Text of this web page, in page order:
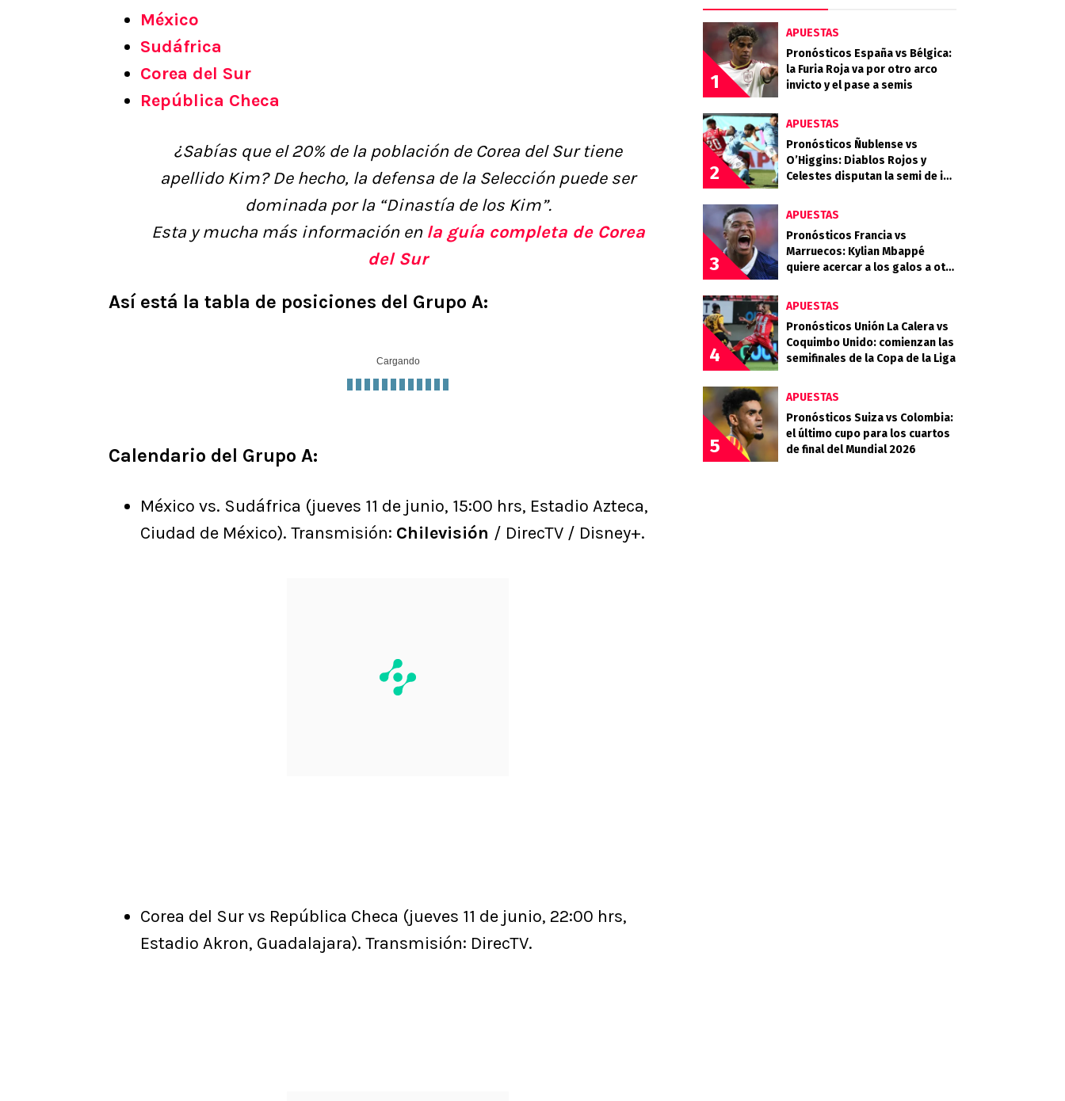
México
Sudáfrica
Corea del Sur
República Checa
¿Sabías que el 20% de la población de Corea del Sur tiene
apellido Kim? De hecho, la defensa de la Selección puede ser
dominada por la “Dinastía de los Kim”.
Esta y mucha más información en la guía completa de Corea
del Sur
Así está la tabla de posiciones del Grupo A:
Cargando
Calendario del Grupo A:
México vs. Sudáfrica (jueves 11 de junio, 15:00 hrs, Estadio Azteca,
Ciudad de México). Transmisión: Chilevisión / DirecTV / Disney+.
Corea del Sur vs República Checa (jueves 11 de junio, 22:00 hrs,
Estadio Akron, Guadalajara). Transmisión: DirecTV.
1
APUESTAS
Pronósticos España vs Bélgica:
la Furia Roja va por otro arco
invicto y el pase a semis
2
APUESTAS
Pronósticos Ñublense vs
O’Higgins: Diablos Rojos y
Celestes disputan la semi de ida
3
APUESTAS
Pronósticos Francia vs
Marruecos: Kylian Mbappé
quiere acercar a los galos a otra
4
APUESTAS
Pronósticos Unión La Calera vs
Coquimbo Unido: comienzan las
semifinales de la Copa de la Liga
5
APUESTAS
Pronósticos Suiza vs Colombia:
el último cupo para los cuartos
de final del Mundial 2026